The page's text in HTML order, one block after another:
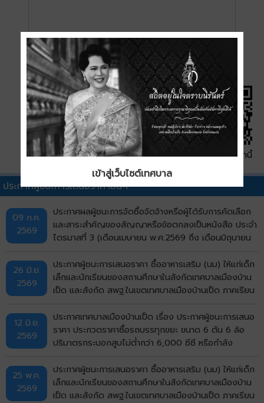
QR Code หน้านี้
ประกาศผู้ชนะการเสนอราคาอื่นๆ
09 ก.ค.
2569
ประกาศผลผู้ชนะการจัดซื้อจัดจ้างหรือผู้ได้รับการคัดเลือก
และสาระสำคัญของสัญญาหรือข้อตกลงเป็นหนังสือ ประจำ
ไตรมาสที่ 3 (เดือนเมษายน พ.ศ.2569 ถึง เดือนมิถุนายน
26 มิ.ย.
2569
ประกาศผู้ชนะการเสนอราคา ซื้ออาหารเสริม (นม) ให้แก่เด็ก
เล็กและนักเรียนของสถานศึกษาในสังกัดเทศบาลเมืองบ้าน
เป็ด และสังกัด สพฐ.ในเขตเทศบาลเมืองบ้านเป็ด ภาคเรียน
12 มิ.ย.
2569
ประกาศเทศบาลเมืองบ้านเป็ด เรื่อง ประกาศผู้ชนะการเสนอ
ราคา ประกวดราคาซื้อรถบรรทุกขยะ ขนาด 6 ตัน 6 ล้อ
ปริมาตรกระบอกสูบไม่ต่ำกว่า 6,000 ซีซี หรือกำลัง
จำนวน 5 คัน ด้วยวิธีประกวดราคาอิเล็กทรอนิกส์ (e-
bidding) ประกาศประกวดราคา
25 พ.ค.
2569
ประกาศผู้ชนะการเสนอราคา ซื้ออาหารเสริม (นม) ให้แก่เด็ก
เล็กและนักเรียนของสถานศึกษาในสังกัดเทศบาลเมืองบ้าน
เป็ด และสังกัด สพฐ.ในเขตเทศบาลเมืองบ้านเป็ด ภาคเรียน
เข้าสู่เว็บไซต์เทศบาล